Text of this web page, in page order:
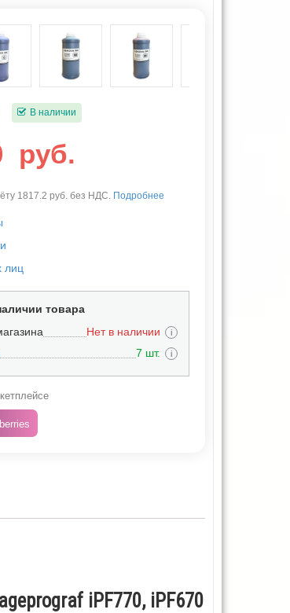
В наличии
руб.
1817.2 руб. без НДС. Подробнее
лиц
товара
Нет в наличии i
7 шт. i
iPF770, iPF670